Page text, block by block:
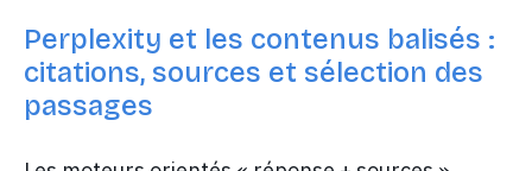
Perplexity et les contenus balisés :
citations, sources et sélection des
passages